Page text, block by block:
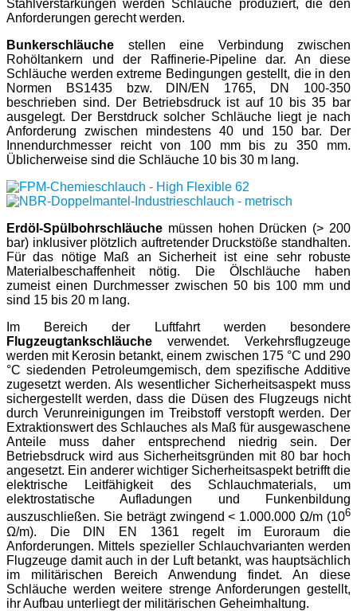
Stahlverstärkungen werden Schläuche produziert, die den
Anforderungen gerecht werden.
Bunkerschläuche stellen eine Verbindung zwischen
Rohöltankern und der Raffinerie-Pipeline dar. An diese
Schläuche werden extreme Bedingungen gestellt, die in den
Normen BS1435 bzw. DIN/EN 1765, DN 100-350
beschrieben sind. Der Betriebsdruck ist auf 10 bis 35 bar
ausgelegt. Der Berstdruck solcher Schläuche liegt je nach
Anforderung zwischen mindestens 40 und 150 bar. Der
Innendurchmesser reicht von 100 mm bis zu 350 mm.
Üblicherweise sind die Schläuche 10 bis 30 m lang.
Erdöl-Spülbohrschläuche müssen hohen Drücken (> 200
bar) inklusiver plötzlich auftretender Druckstöße standhalten.
Für das nötige Maß an Sicherheit ist eine sehr robuste
Materialbeschaffenheit nötig. Die Ölschläuche haben
zumeist einen Durchmesser zwischen 50 bis 100 mm und
sind 15 bis 20 m lang.
Im Bereich der Luftfahrt werden besondere
Flugzeugtankschläuche verwendet. Verkehrsflugzeuge
werden mit Kerosin betankt, einem zwischen 175 °C und 290
°C siedenden Petroleumgemisch, dem spezifische Additive
zugesetzt werden. Als wesentlicher Sicherheitsaspekt muss
sichergestellt werden, dass die Düsen des Flugzeugs nicht
durch Verunreinigungen im Treibstoff verstopft werden. Der
Extraktionswert des Schlauches als Maß für ausgewaschene
Anteile muss daher entsprechend niedrig sein. Der
Betriebsdruck wird aus Sicherheitsgründen mit 80 bar hoch
angesetzt. Ein anderer wichtiger Sicherheitsaspekt betrifft die
elektrische Leitfähigkeit des Schlauchmaterials, um
elektrostatische Aufladungen und Funkenbildung
auszuschließen. Sie beträgt zwingend < 1.000.000 Ω/m (106
Ω/m). Die DIN EN 1361 regelt im Euroraum die
Anforderungen. Mittels spezieller Schlauchvarianten werden
Flugzeuge damit auch in der Luft betankt, was hauptsächlich
im militärischen Bereich Anwendung findet. An diese
Schläuche werden weitere strenge Anforderungen gestellt,
ihr Aufbau unterliegt der militärischen Geheimhaltung.